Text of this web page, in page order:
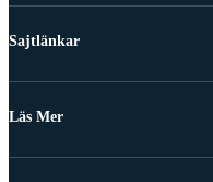
Sajtlänkar
Läs Mer